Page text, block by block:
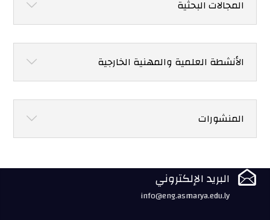
المجالات البحثية
الأنشطة العلمية والمهنية الخارجية
المنشورات
 البريد الإلكتروني
info@eng.asmarya.edu.ly